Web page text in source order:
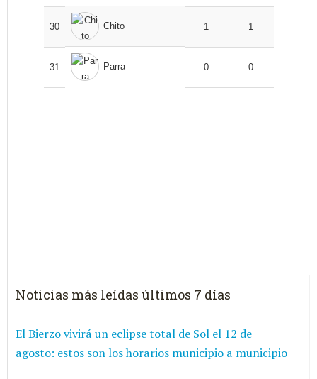
30 Chito 1 1
31 Parra 0 0
Noticias más leídas últimos 7 días
El Bierzo vivirá un eclipse total de Sol el 12 de
agosto: estos son los horarios municipio a municipio